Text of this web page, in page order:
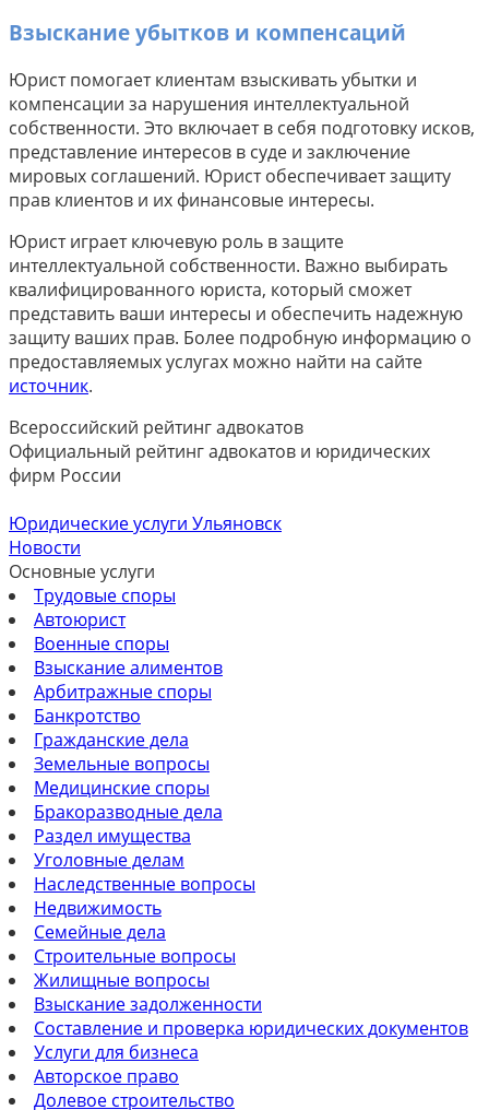
Взыскание убытков и компенсаций
Юрист помогает клиентам взыскивать убытки и
компенсации за нарушения интеллектуальной
собственности. Это включает в себя подготовку исков,
представление интересов в суде и заключение
мировых соглашений. Юрист обеспечивает защиту
прав клиентов и их финансовые интересы.
Юрист играет ключевую роль в защите
интеллектуальной собственности. Важно выбирать
квалифицированного юриста, который сможет
представить ваши интересы и обеспечить надежную
защиту ваших прав. Более подробную информацию о
предоставляемых услугах можно найти на сайте
источник.
Всероссийский рейтинг адвокатов
Официальный рейтинг адвокатов и юридических
фирм России
Юридические услуги Ульяновск
Новости
Основные услуги
Трудовые споры
Автоюрист
Военные споры
Взыскание алиментов
Арбитражные споры
Банкротство
Гражданские дела
Земельные вопросы
Медицинские споры
Бракоразводные дела
Раздел имущества
Уголовные делам
Наследственные вопросы
Недвижимость
Семейные дела
Строительные вопросы
Жилищные вопросы
Взыскание задолженности
Составление и проверка юридических документов
Услуги для бизнеса
Авторское право
Долевое строительство